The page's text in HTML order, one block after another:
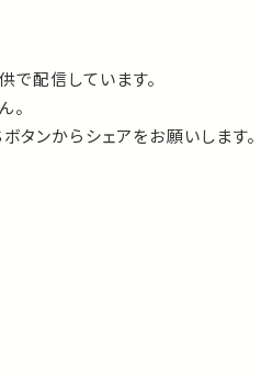
で配信しています。
。
ンからシェアをお願いします。